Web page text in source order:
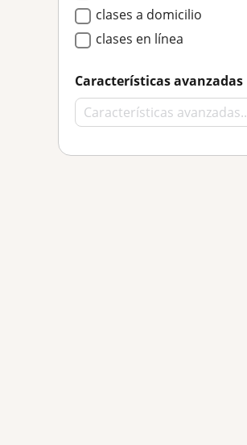
clases a domicilio
clases en línea
Características avanzadas